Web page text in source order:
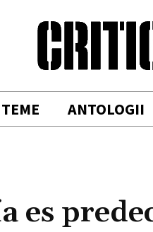
TEME ANTOLOGII
es